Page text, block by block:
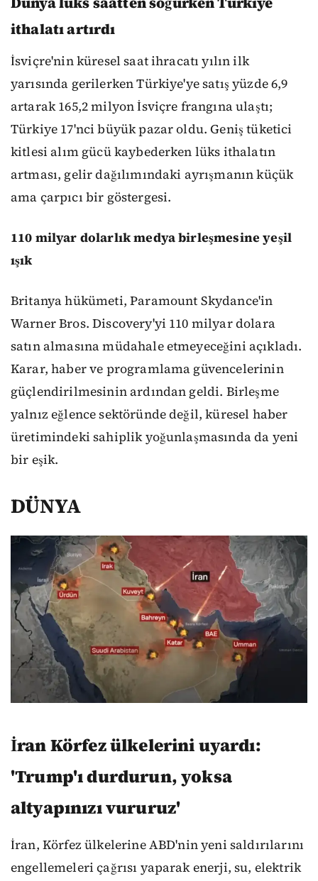
ithalatı artırdı
İsviçre'nin küresel saat ihracatı yılın ilk
yarısında gerilerken Türkiye'ye satış yüzde 6,9
artarak 165,2 milyon İsviçre frangına ulaştı;
Türkiye 17'nci büyük pazar oldu. Geniş tüketici
kitlesi alım gücü kaybederken lüks ithalatın
artması, gelir dağılımındaki ayrışmanın küçük
ama çarpıcı bir göstergesi.
110 milyar dolarlık medya birleşmesine yeşil
ışık
Britanya hükümeti, Paramount Skydance'in
Warner Bros. Discovery'yi 110 milyar dolara
satın almasına müdahale etmeyeceğini açıkladı.
Karar, haber ve programlama güvencelerinin
güçlendirilmesinin ardından geldi. Birleşme
yalnız eğlence sektöründe değil, küresel haber
üretimindeki sahiplik yoğunlaşmasında da yeni
bir eşik.
DÜNYA
İran Körfez ülkelerini uyardı:
'Trump'ı durdurun, yoksa
altyapınızı vururuz'
İran, Körfez ülkelerine ABD'nin yeni saldırılarını
engellemeleri çağrısı yaparak enerji, su, elektrik